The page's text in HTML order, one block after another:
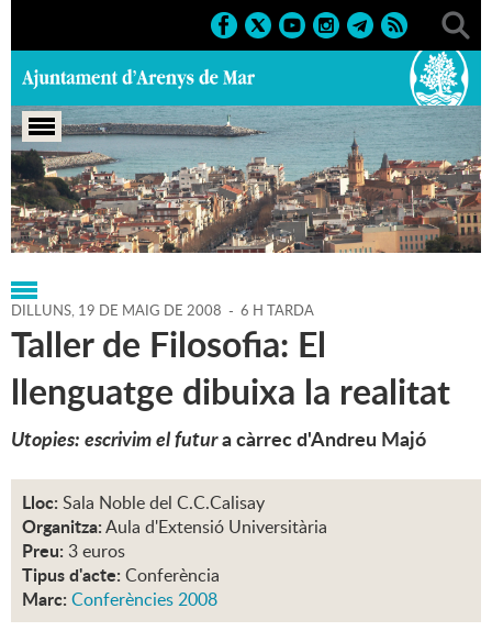
Portada > Regidories > Cultura > Agenda > 19-05-2008
DILLUNS, 19 DE MAIG DE 2008 - 6 H TARDA
Taller de Filosofia: El
llenguatge dibuixa la realitat
Utopies: escrivim el futura càrrec d'Andreu Majó
Lloc: Sala Noble del C.C.Calisay
Organitza:Aula d'Extensió Universitària
Preu: 3 euros
Tipus d'acte: Conferència
Marc: Conferències 2008